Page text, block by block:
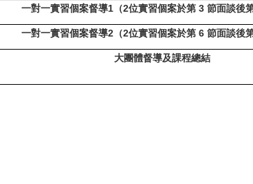
一對一實習個案督導1 （2位實習個案於第 3 節面談後
一對一實習個案督導2 （2位實習個案於第 6 節面談後
大團體督導及課程總結